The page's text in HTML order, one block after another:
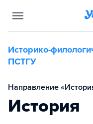
Историко-
ПСТГУ
Направление
История